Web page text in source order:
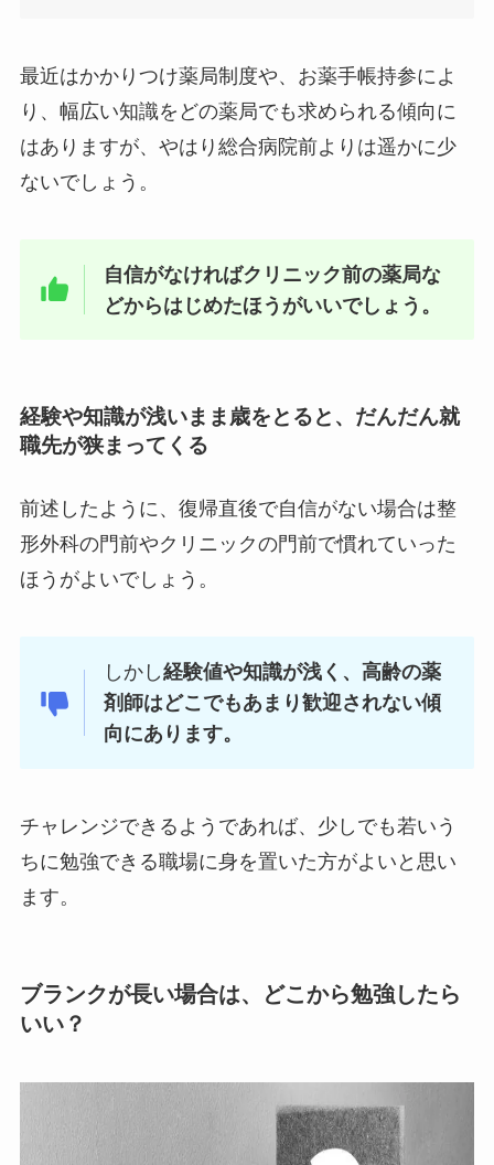
最近はかかりつけ薬局制度や、お薬手帳持参によ
り、幅広い知識をどの薬局でも求められる傾向に
はありますが、やはり総合病院前よりは遥かに少
ないでしょう。
自信がなければクリニック前の薬局な
どからはじめたほうがいいでしょう。
経験や知識が浅いまま歳をとると、だんだん就
職先が狭まってくる
前述したように、復帰直後で自信がない場合は整
形外科の門前やクリニックの門前で慣れていった
ほうがよいでしょう。
しかし経験値や知識が浅く、高齢の薬
剤師はどこでもあまり歓迎されない傾
向にあります。
チャレンジできるようであれば、少しでも若いう
ちに勉強できる職場に身を置いた方がよいと思い
ます。
ブランクが長い場合は、どこから勉強したら
いい？